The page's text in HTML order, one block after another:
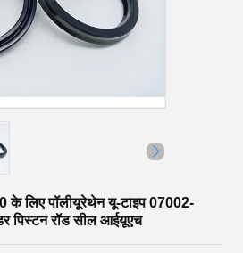
लिए पॉलीयूरेथेन यू-टाइप 07002-
पिस्टन रॉड सील आईयूएच